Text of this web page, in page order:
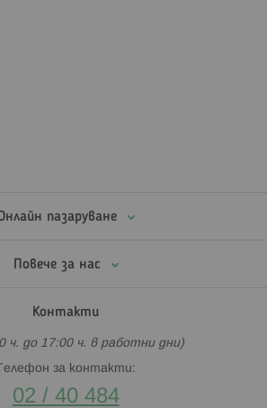
пазаруване
Повече за нас
Контакти
ч. до 17:00 ч. в работни дни)
за контакти:
02 / 40 484